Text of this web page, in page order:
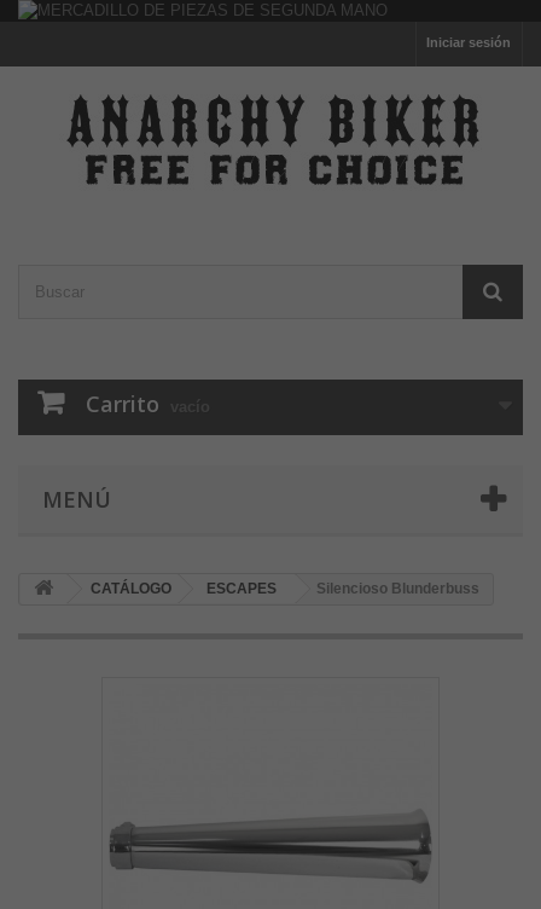
Iniciar sesión
Carrito vacío
MENÚ
CATÁLOGO ESCAPES Silencioso Blunderbuss